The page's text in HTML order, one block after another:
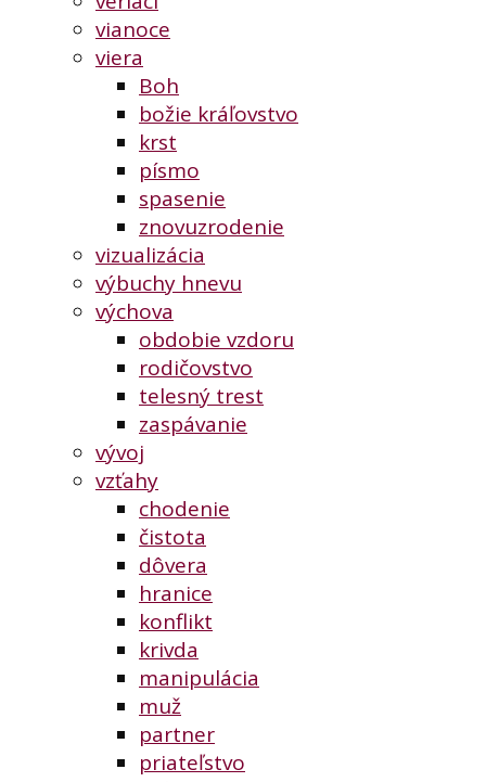
vianoce
viera
Boh
božie kráľovstvo
krst
písmo
spasenie
znovuzrodenie
vizualizácia
výbuchy hnevu
výchova
obdobie vzdoru
rodičovstvo
telesný trest
zaspávanie
vývoj
vzťahy
chodenie
čistota
dôvera
hranice
konflikt
krivda
manipulácia
muž
partner
priateľstvo